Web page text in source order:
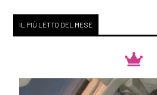
IL PIÙ LETTO DEL MESE